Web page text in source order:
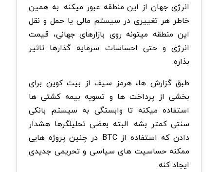
انرژی جهان از این منطقه عبور میکنه. به همین
خاطر هر تغییری در سیستم مالی یا حمل و نقل
این منطقه میتونه روی بازارهای جهانی، قیمت
انرژی و حتی احساسات سرمایه گذارها تاثیر
بذاره.
طبق گزارش ها، هرمز سیف از بیت کوین برای
بخشی از پرداخت ها و تسویه بیمه کشتی ها
استفاده میکنه تا وابستگی به سیستم بانکی
سنتی کمتر بشه. البته بعضی تحلیلگرها هشدار
دادن که استفاده از BTC در چنین پروژه هایی
ممکنه حساسیت های سیاسی و تحریمی جدیدی
ایجاد کنه.